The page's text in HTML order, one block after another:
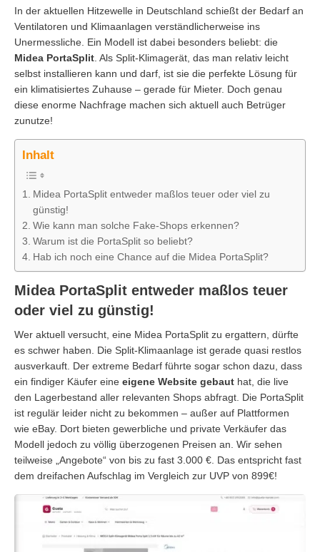
In der aktuellen Hitzewelle in Deutschland schießt der Bedarf an
Ventilatoren und Klimaanlagen verständlicherweise ins
Unermessliche. Ein Modell ist dabei besonders beliebt: die
Midea PortaSplit. Als Split-Klimagerät, das man relativ leicht
selbst installieren kann und darf, ist sie die perfekte Lösung für
ein klimatisiertes Zuhause – gerade für Mieter. Doch genau
diese enorme Nachfrage machen sich aktuell auch Betrüger
zunutze!
Inhalt
Midea PortaSplit entweder maßlos teuer oder viel zu
günstig!
Wie kann man solche Fake-Shops erkennen?
Warum ist die PortaSplit so beliebt?
Hab ich noch eine Chance auf die Midea PortaSplit?
Midea PortaSplit entweder maßlos teuer
oder viel zu günstig!
Wer aktuell versucht, eine Midea PortaSplit zu ergattern, dürfte
es schwer haben. Die Split-Klimaanlage ist gerade quasi restlos
ausverkauft. Der extreme Bedarf führte sogar schon dazu, dass
ein findiger Käufer eine eigene Website gebaut hat, die live
den Lagerbestand aller relevanten Shops abfragt. Die PortaSplit
ist regulär leider nicht zu bekommen – außer auf Plattformen
wie eBay. Dort bieten gewerbliche und private Verkäufer das
Modell jedoch zu völlig überzogenen Preisen an. Wir sehen
teilweise „Angebote“ von bis zu fast 3.000 €. Das entspricht fast
dem dreifachen Aufschlag im Vergleich zur UVP von 899€!